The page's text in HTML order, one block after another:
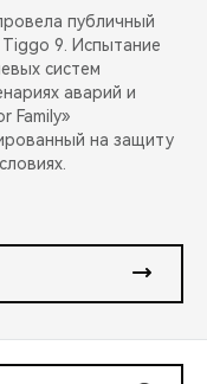
публичный
9. Испытание
систем
аварий и
Family»
на защиту